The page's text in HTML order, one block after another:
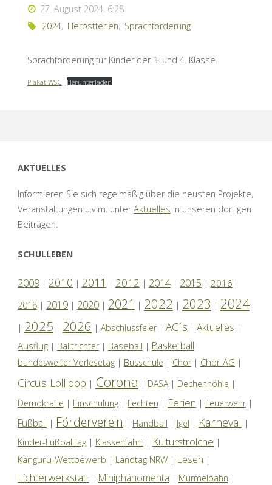
27. August 2024, 6:28
2024, Herbstferien, Sprachförderung
Sprachförderung für Kinder der 3. und 4. Klasse.
Plakat WSC Herunterladen
AKTUELLES
Informieren Sie sich regelmäßig über die neusten Projekte,
Veranstaltungen u.v.m. unterAktuelles in unseren dortigen
Beiträgen.
SCHULLEBEN
2009| 2010 | 2011 | 2012 | 2014| 2015 | 2016 |
2018| 2019| 2020| 2021 | 2022 | 2023 | 2024
| 2025 | 2026 | Abschlussfeier| AG´s | Aktuelles |
Ausflug| Balltrichter| Baseball | Basketball |
bundesweiter Vorlesetag| Busschule | Chor| Chor AG |
Circus Lollipop | Corona | DASA| Dechenhöhle |
Demokratie | Einschulung| Fechten | Ferien | Feuerwehr|
Fußball | Förderverein | Handball | Igel | Karneval |
Kinder-Fußballtag| Klassenfahrt| Kulturstrolche |
Känguru-Wettbewerb | Landtag NRW| Lesen |
Lichterwerkstatt| Miniphänomenta | Murmelbahn |